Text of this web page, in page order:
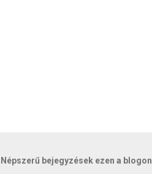
Népszerű bejegyzések ezen a blogon